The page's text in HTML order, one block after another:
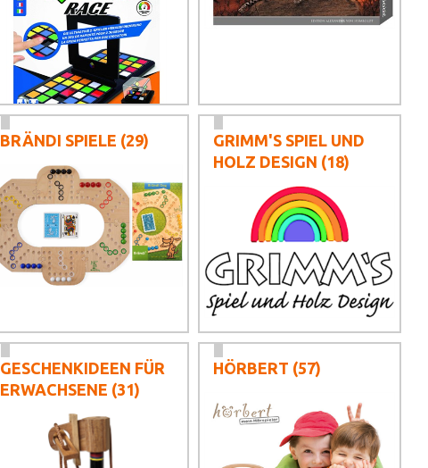
BRÄNDI SPIELE (29)
GRIMM'S SPIEL UND
HOLZ DESIGN (18)
GESCHENKIDEEN FÜR
ERWACHSENE (31)
HÖRBERT (57)